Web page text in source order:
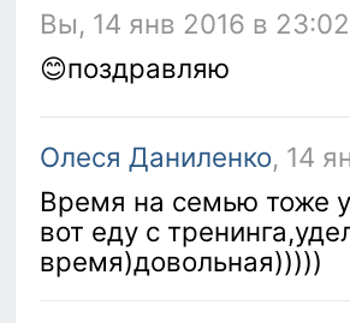
Вы, 14 янв 2016 в
😊поздравляю
Олеся Даниленко, 14
Время на семью тоже
вот еду с
время)довольная)))))